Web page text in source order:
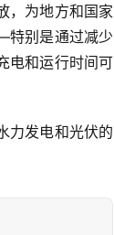
，为地方和国家
特别是通过减少
电和运行时间可
力发电和光伏的